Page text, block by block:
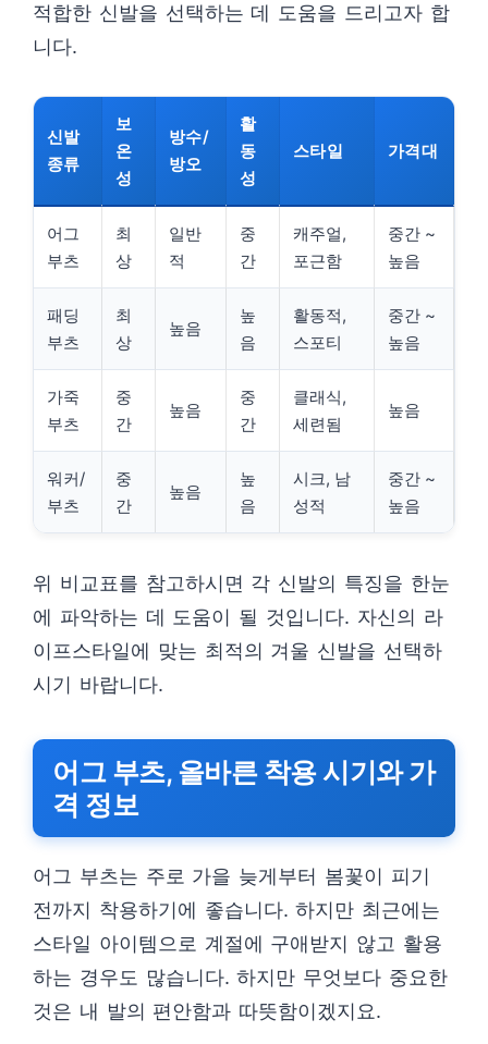
적합한 신발을 선택하는 데 도움을 드리고자 합
니다.
신발
종류
보
온
성
방수/
방오
활
동
성
스타일 가격대
어그
부츠
최
상
일반
적
중
간
캐주얼,
포근함
중간 ~
높음
패딩
부츠
최
상
높음
높
음
활동적,
스포티
중간 ~
높음
가죽
부츠
중
간
높음
중
간
클래식,
세련됨
높음
워커/
부츠
중
간
높음
높
음
시크, 남
성적
중간 ~
높음
위 비교표를 참고하시면 각 신발의 특징을 한눈
에 파악하는 데 도움이 될 것입니다. 자신의 라
이프스타일에 맞는 최적의 겨울 신발을 선택하
시기 바랍니다.
어그 부츠, 올바른 착용 시기와 가
격 정보
어그 부츠는 주로 가을 늦게부터 봄꽃이 피기
전까지 착용하기에 좋습니다. 하지만 최근에는
스타일 아이템으로 계절에 구애받지 않고 활용
하는 경우도 많습니다. 하지만 무엇보다 중요한
것은 내 발의 편안함과 따뜻함이겠지요.